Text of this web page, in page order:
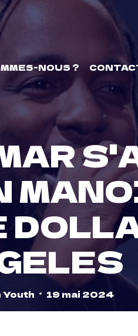
NOUS ?
Youth 19 mai 2024